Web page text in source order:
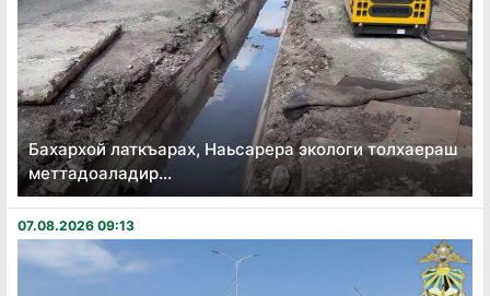
Бахархой латкъарах, Наьсарера экологи толхаераш
меттадоаладир...
07.08.2026 09:13